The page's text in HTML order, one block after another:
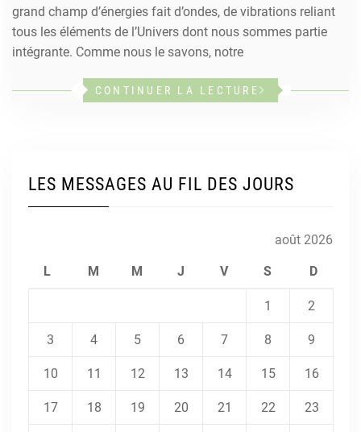
grand champ d’énergies fait d’ondes, de vibrations reliant
tous les éléments de l’Univers dont nous sommes partie
intégrante. Comme nous le savons, notre
CONTINUER LA LECTURE
LES MESSAGES AU FIL DES JOURS
août 2026
L M M J V S D
1 2
3 4 5 6 7 8 9
10 11 12 13 14 15 16
17 18 19 20 21 22 23